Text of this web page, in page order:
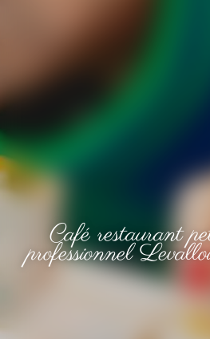
Café restaurant
professionnel